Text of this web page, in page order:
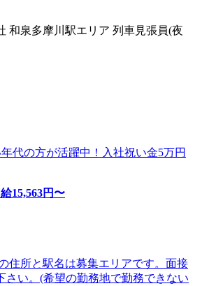
和泉多摩川駅エリア 列車見張員(夜
代の方が活躍中！入社祝い金5万円
給15,563円〜
住所と駅名は募集エリアです。面接
さい。(希望の勤務地で勤務できない